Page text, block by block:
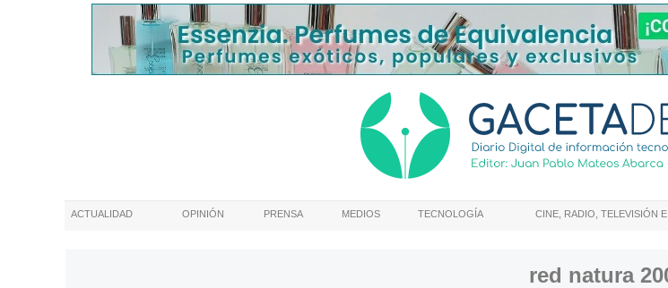
ACTUALIDAD OPINIÓN PRENSA MEDIOS TECNOLOGÍA CINE, RADIO, TELEVISIÓN
red natura